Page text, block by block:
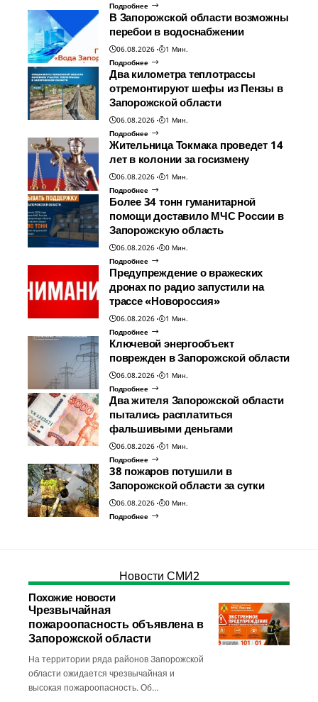
Подробнее
В Запорожской области возможны
перебои в водоснабжении
06.08.2026
1 Мин.
Подробнее
Два километра теплотрассы
отремонтируют шефы из Пензы в
Запорожской области
06.08.2026
1 Мин.
Подробнее
Жительница Токмака проведет 14
лет в колонии за госизмену
06.08.2026
1 Мин.
Подробнее
Более 34 тонн гуманитарной
помощи доставило МЧС России в
Запорожскую область
06.08.2026
0 Мин.
Подробнее
Предупреждение о вражеских
дронах по радио запустили на
трассе «Новороссия»
06.08.2026
1 Мин.
Подробнее
Ключевой энергообъект
поврежден в Запорожской области
06.08.2026
1 Мин.
Подробнее
Два жителя Запорожской области
пытались расплатиться
фальшивыми деньгами
06.08.2026
1 Мин.
Подробнее
38 пожаров потушили в
Запорожской области за сутки
06.08.2026
0 Мин.
Подробнее
Новости СМИ2
Похожие новости
Чрезвычайная
пожароопасность объявлена в
Запорожской области
На территории ряда районов Запорожской
области ожидается чрезвычайная и
высокая пожароопасность. Об…